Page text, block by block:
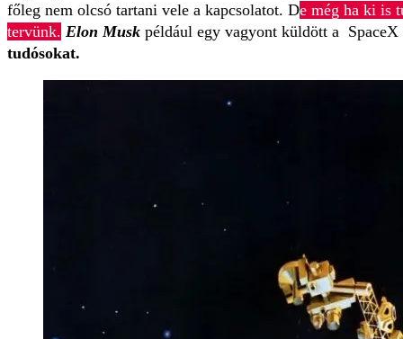
főleg nem olcsó tartani vele a kapcsolatot. De még ha ki is
tervünk. Elon Musk például egy vagyont küldött a
tudósokat.